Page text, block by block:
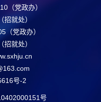
（党政办）
就处）
（党政办）
就处）
号-2
号